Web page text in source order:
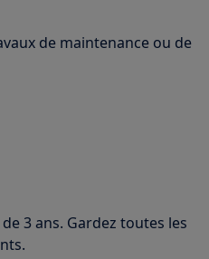
de maintenance ou de
3 ans. Gardez toutes les